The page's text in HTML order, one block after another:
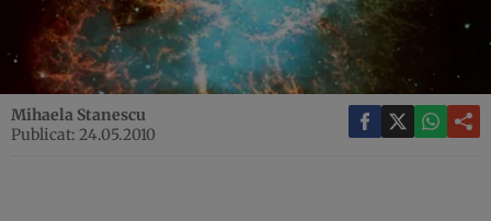
Mihaela Stanescu
Publicat: 24.05.2010